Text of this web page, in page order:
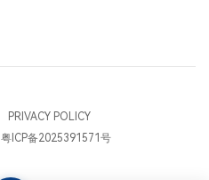
PRIVACY POLICY
粤ICP备2025391571号